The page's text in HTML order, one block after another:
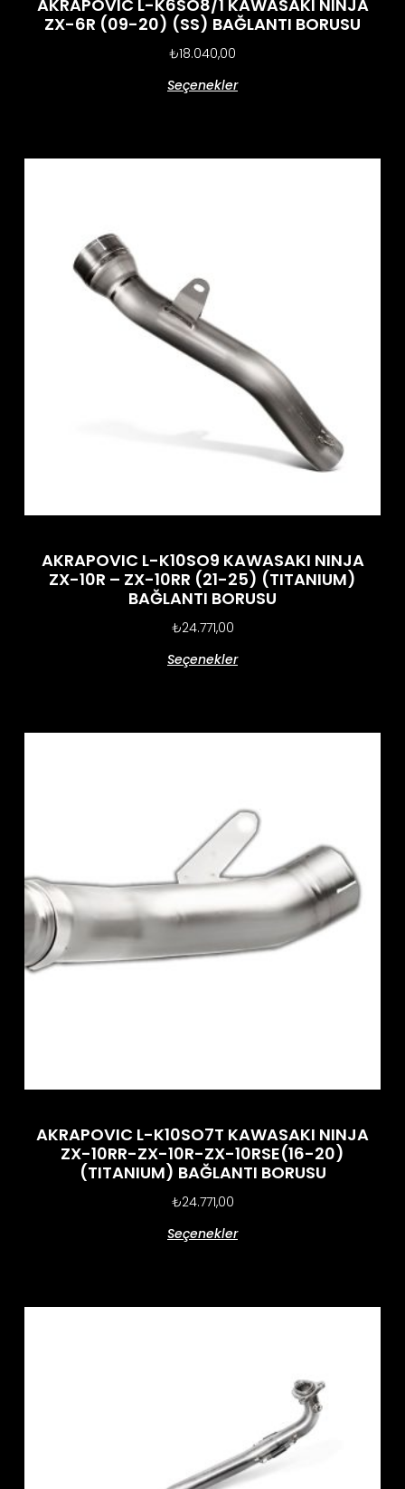
AKRAPOVIC L-K6SO8/1 KAWASAKI NINJA
ZX-6R (09-20) (SS) BAĞLANTI BORUSU
₺18.040,00
Seçenekler
AKRAPOVIC L-K10SO9 KAWASAKI NINJA
ZX-10R – ZX-10RR (21-25) (TITANIUM)
BAĞLANTI BORUSU
₺24.771,00
Seçenekler
AKRAPOVIC L-K10SO7T KAWASAKI NINJA
ZX-10RR-ZX-10R-ZX-10RSE(16-20)
(TITANIUM) BAĞLANTI BORUSU
₺24.771,00
Seçenekler